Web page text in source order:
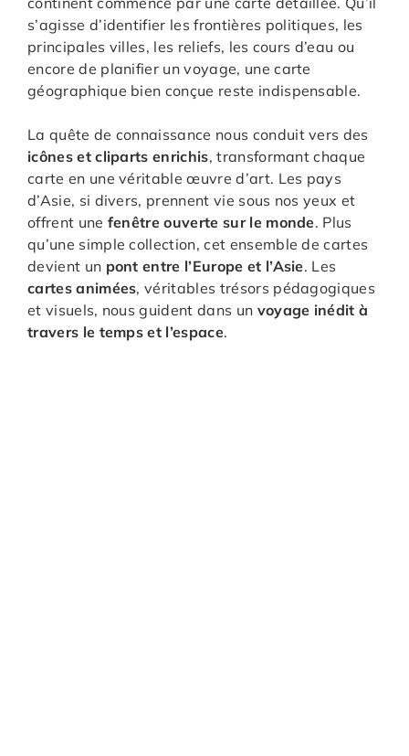
s’agisse d’identifier les frontières politiques, les
principales villes, les reliefs, les cours d’eau ou
encore de planifier un voyage, une carte
géographique bien conçue reste indispensable.
La quête de connaissance nous conduit vers des
icônes et cliparts enrichis, transformant chaque
carte en une véritable œuvre d’art. Les pays
d’Asie, si divers, prennent vie sous nos yeux et
offrent une fenêtre ouverte sur le monde. Plus
qu’une simple collection, cet ensemble de cartes
devient un pont entre l’Europe et l’Asie. Les
cartes animées, véritables trésors pédagogiques
et visuels, nous guident dans un voyage inédit à
travers le temps et l’espace.